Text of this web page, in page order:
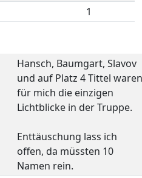
1
Hansch, Baumgart, Slavov
und auf Platz 4 Tittel waren
für mich die einzigen
Lichtblicke in der Truppe.
Enttäuschung lass ich
offen, da müssten 10
Namen rein.